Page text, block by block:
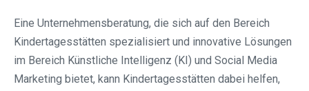
Eine Unternehmensberatung, die sich auf den Bereich
Kindertagesstätten spezialisiert und innovative Lösungen
im Bereich Künstliche Intelligenz (KI) und Social Media
Marketing bietet, kann Kindertagesstätten dabei helfen,